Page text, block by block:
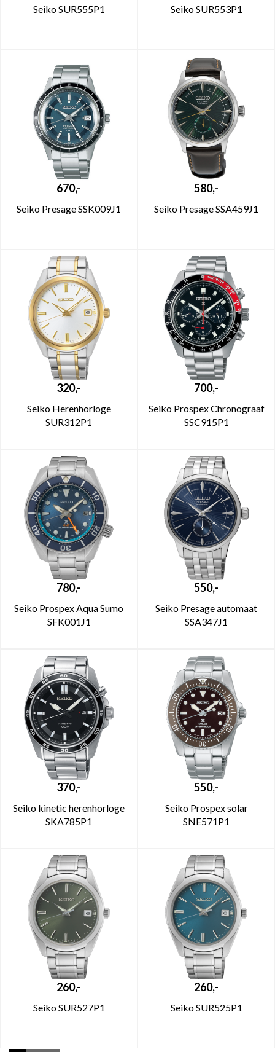
Seiko SUR555P1 Seiko SUR553P1
670,-
Seiko Presage SSK009J1
580,-
Seiko Presage SSA459J1
320,-
Seiko Herenhorloge
SUR312P1
700,-
Seiko Prospex Chronograaf
SSC915P1
780,-
Seiko Prospex Aqua Sumo
SFK001J1
550,-
Seiko Presage automaat
SSA347J1
370,-
Seiko kinetic herenhorloge
SKA785P1
550,-
Seiko Prospex solar
SNE571P1
260,-
Seiko SUR527P1
260,-
Seiko SUR525P1